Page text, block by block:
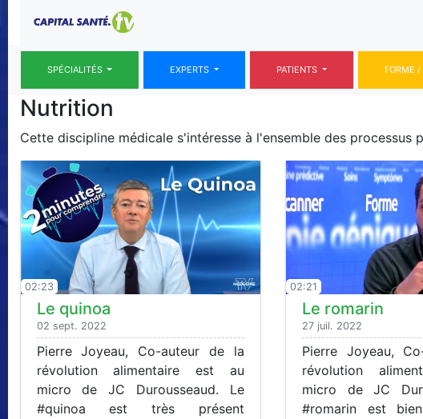
SPÉCIALITÉS EXPERTS PATIENTS FORME
Nutrition
Cette discipline médicale s'intéresse à l'ensemble des
02:23
Le quinoa
02 sept. 2022
Pierre Joyeau, Co-auteur de la
révolution alimentaire est au
micro de JC Durousseaud. Le
#quinoa est très présent
02:21
Le romarin
27 juil. 2022
Pierre Joyeau,
révolution
micro de JC
#romarin est